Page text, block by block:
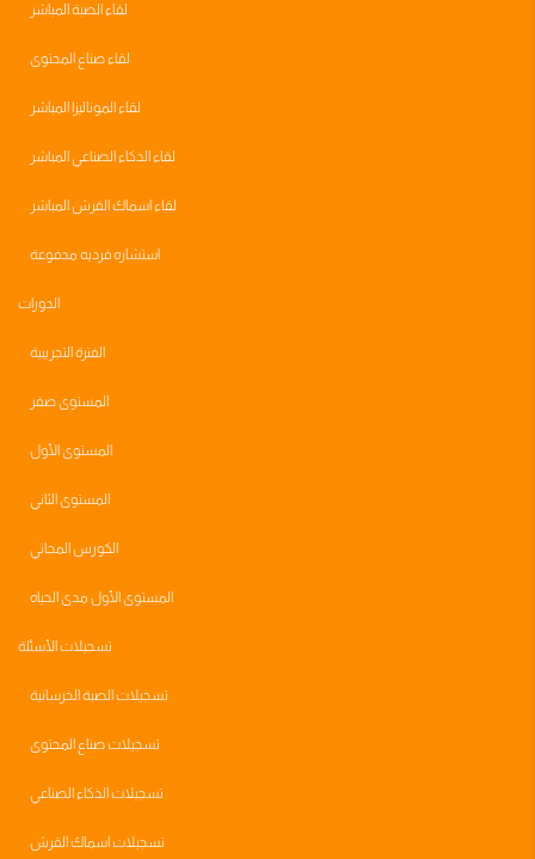
لقاء الصبة المباشر
لقاء صناع المحتوى
لقاء الموناليزا المباشر
لقاء الذكاء الصناعي المباشر
لقاء اسماك القرش المباشر
استشاره فرديه مدفوعة
الدورات
الفترة التجريبية
المستوى صفر
المستوى الأول
المستوى الثاني
الكورس المجاني
المستوى الأول مدى الحياه
تسجيلات الأسئلة
تسجيلات الصبة الخرسانية
تسجيلات صناع المحتوى
تسجيلات الذكاء الصناعي
تسجيلات اسماك القرش